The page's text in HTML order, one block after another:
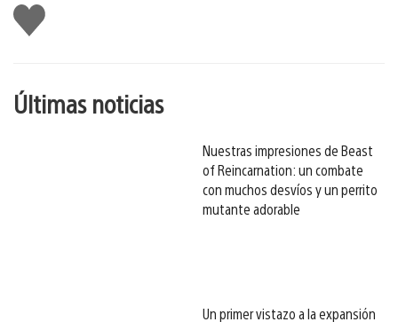
Me
gusta
Últimas noticias
Nuestras impresiones de Beast
of Reincarnation: un combate
con muchos desvíos y un perrito
mutante adorable
Un primer vistazo a la expansión